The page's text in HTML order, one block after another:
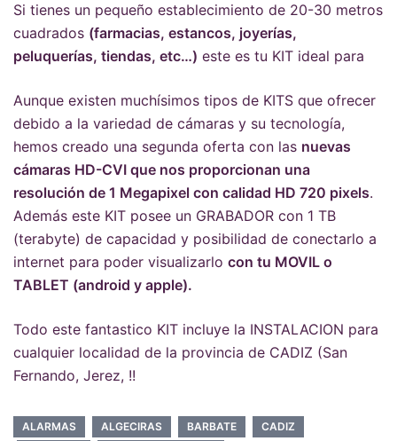
Si tienes un pequeño establecimiento de 20-30 metros
cuadrados (farmacias, estancos, joyerías,
peluquerías, tiendas, etc…) este es tu KIT ideal para
Aunque existen muchísimos tipos de KITS que ofrecer
debido a la variedad de cámaras y su tecnología,
hemos creado una segunda oferta con las nuevas
cámaras HD-CVI que nos proporcionan una
resolución de 1 Megapixel con calidad HD 720 pixels.
Además este KIT posee un GRABADOR con 1 TB
(terabyte) de capacidad y posibilidad de conectarlo a
internet para poder visualizarlo con tu MOVIL o
TABLET (android y apple).
Todo este fantastico KIT incluye la INSTALACION para
cualquier localidad de la provincia de CADIZ (San
Fernando, Jerez, !!
ALARMAS ALGECIRAS BARBATE
CADIZ